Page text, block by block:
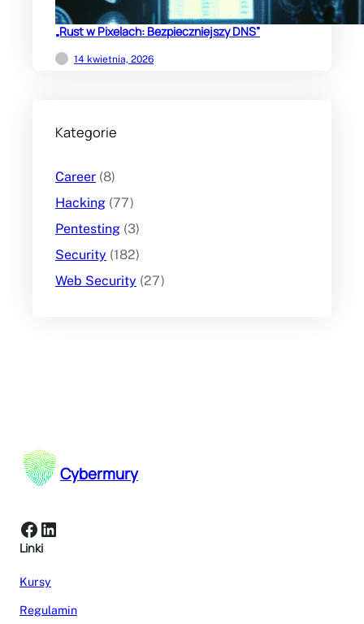
„Rust w Pixelach: Bezpieczniejszy DNS”
14 kwietnia, 2026
Kategorie
Career (8)
Hacking (77)
Pentesting (3)
Security (182)
Web Security (27)
Cybermury
Facebook LinkedIn
Linki
Kursy
Regulamin